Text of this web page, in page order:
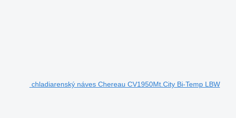
chladiarenský náves Chereau CV1950Mt.City Bi-Temp LBW